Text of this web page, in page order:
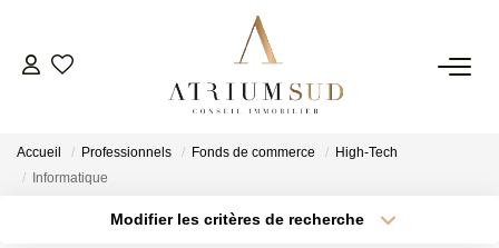
TRANSACTION
Accueil Professionnels Fonds de commerce
High-Tech
Informatique
Modifier les critères de recherche